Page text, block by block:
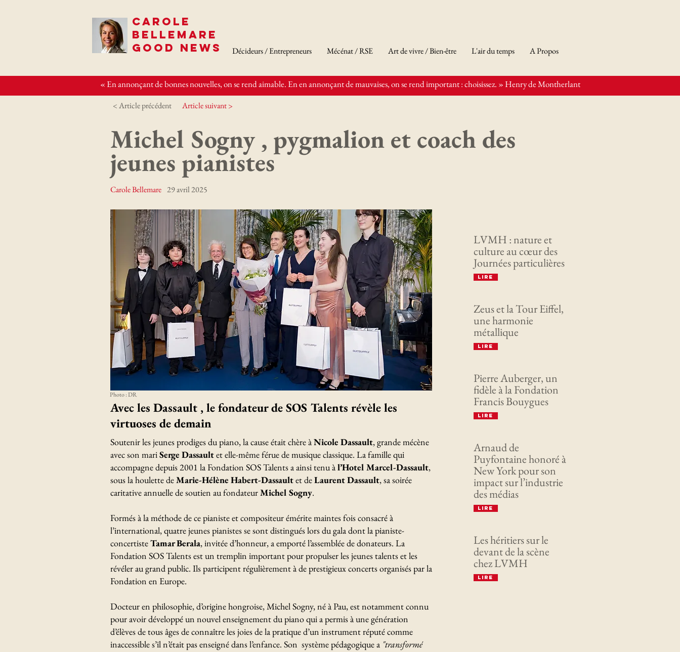
CAROLE
BELLEMARE
GOOD NEWS
Décideurs / Entrepreneurs Mécénat / RSE Art de vivre / Bien-être L'air du temps A Propos
« En annonçant de bonnes nouvelles, on se rend aimable. En en annonçant de mauvaises, on se rend important : choisissez. » Henry de Montherlant
< Article précédent Article suivant >
Michel Sogny , pygmalion et coach des
jeunes pianistes
29 avril 2025
Carole Bellemare
Photo : DR
Avec les Dassault , le fondateur de SOS Talents révèle les
virtuoses de demain
Soutenir les jeunes prodiges du piano, la cause était chère àNicole Dassault,grande mécène
avec son mariSerge Dassaultet elle-même férue de musique classique. La famille qui
accompagne depuis 2001 laFondation SOS Talents a ainsi tenu àl’Hotel Marcel-Dassault,
sous la houlette deMarie-Hélène Habert-Dassaultet deLaurent Dassault, sa soirée
caritative annuelle de soutien au fondateurMichel Sogny.
Formés à la méthode de ce pianiste et compositeur émérite maintes fois consacré à
l’international, quatre jeunes pianistes se sont distingués lors du gala dont la pianiste-
concertisteTamar Berala, invitée d’honneur, a emporté l’assemblée de donateurs. La
Fondation SOS Talents est un tremplin important pour propulser les jeunes talents et les
révéler au grand public. Ils participent régulièrement à de prestigieux concerts organisés par la
Fondation en Europe.
Docteur en philosophie, d’origine hongroise, Michel Sogny, né à Pau, est notamment connu
pour avoir développé un nouvel enseignement du piano qui a permis à une génération
d’élèves de tous âges de connaître les joies de la pratique d’un instrument réputé comme
inaccessible s’il n’était pas enseigné dans l’enfance. Son système pédagogique a "transformé
LVMH : nature et
culture au cœur des
Journées particulières
Lire
Zeus et la Tour Eiffel,
une harmonie
métallique
Lire
Pierre Auberger, un
fidèle à la Fondation
Francis Bouygues
Lire
Arnaud de
Puyfontaine honoré à
New York pour son
impact sur l’industrie
des médias
Lire
Les héritiers sur le
devant de la scène
chez LVMH
Lire